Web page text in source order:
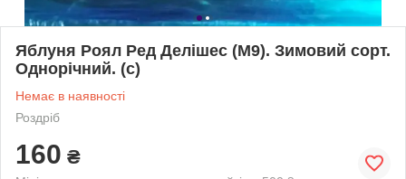
Яблуня Роял Ред Делішес (М9). Зимовий сорт.
Однорічний. (с)
Немає в наявності
Роздріб
160 ₴